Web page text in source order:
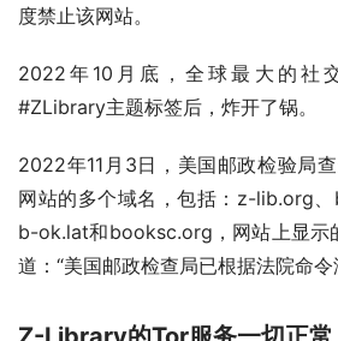
度禁止该网站。
2022年10月底，全球最大的社
#ZLibrary主题标签后，炸开了锅。
2022年11月3日，美国邮政检验局
网站的多个域名，包括：z-lib.org
b-ok.lat和booksc.org，网站上显示
道：“美国邮政检查局已根据法院命